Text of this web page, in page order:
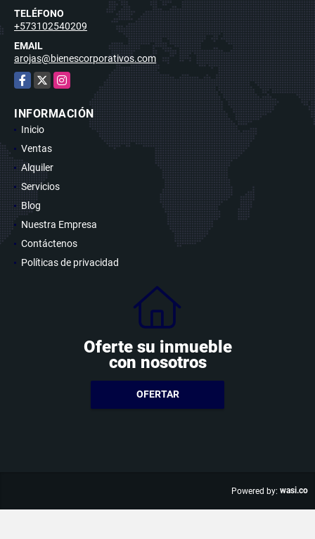
TELÉFONO
+573102540209
EMAIL
arojas@bienescorporativos.com
Facebook
X Instagram
INFORMACIÓN
Inicio
Ventas
Alquiler
Servicios
Blog
Nuestra Empresa
Contáctenos
Políticas de privacidad
Oferte su inmueble
con nosotros
OFERTAR
Powered by: wasi.co